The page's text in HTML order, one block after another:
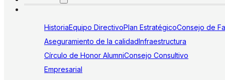
HistoriaEquipo DirectivoPlan EstratégicoConsejo de
Aseguramiento de la calidadInfraestructura
Círculo de Honor AlumniConsejo Consultivo
Empresarial